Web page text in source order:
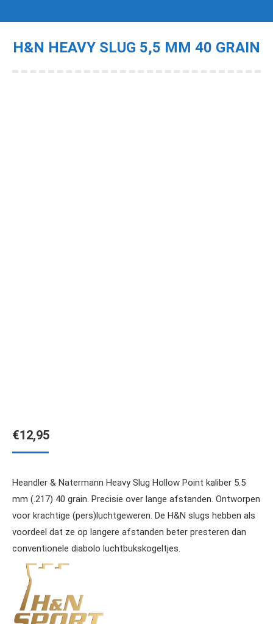
H&N HEAVY SLUG 5,5 MM 40 GRAIN
€12,95
Heandler & Natermann Heavy Slug Hollow Point kaliber 5.5
mm (.217) 40 grain. Precisie over lange afstanden. Ontworpen
voor krachtige (pers)luchtgeweren. De H&N slugs hebben als
voordeel dat ze op langere afstanden beter presteren dan
conventionele diabolo luchtbukskogeltjes.